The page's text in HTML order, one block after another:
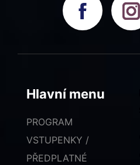
Hlavní menu
PROGRAM
VSTUPENKY /
PŘEDPLATNÉ